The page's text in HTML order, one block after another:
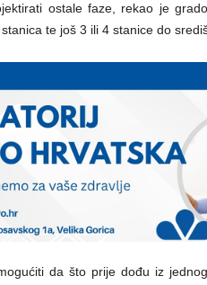
ostale faze, rekao je
te još 3 ili 4 stanice do
da što prije dođu iz